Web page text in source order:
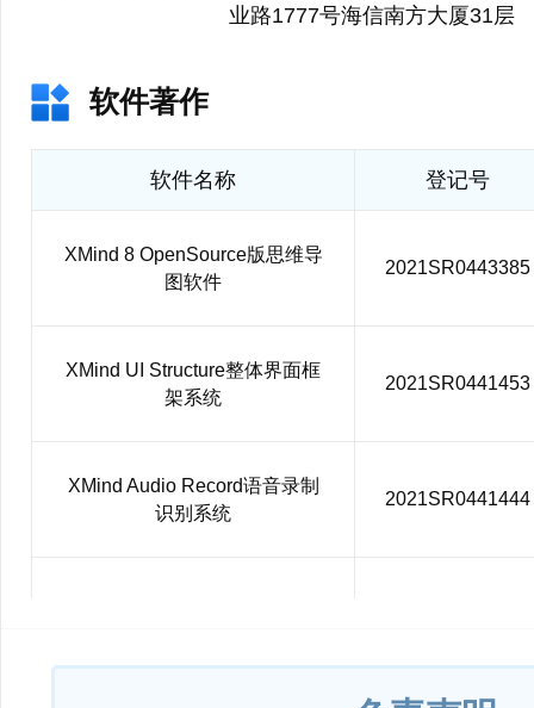
业路1777号海信南方大厦31层
软件著作
软件名称 登记号
XMind 8 OpenSource版思维导
图软件
2021SR0443385
XMind UI Structure整体界面框
架系统
2021SR0441453
XMind Audio Record语音录制
识别系统
2021SR0441444